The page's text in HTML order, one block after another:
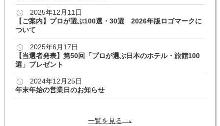
2025年12月11日
【ご案内】プロが選ぶ100選・30選 2026年版ロゴマークに
ついて
2025年6月17日
【当選者発表】第50回「プロが選ぶ日本のホテル・旅館100
選」プレゼント
2024年12月25日
年末年始の営業日のお知らせ
一覧を見る